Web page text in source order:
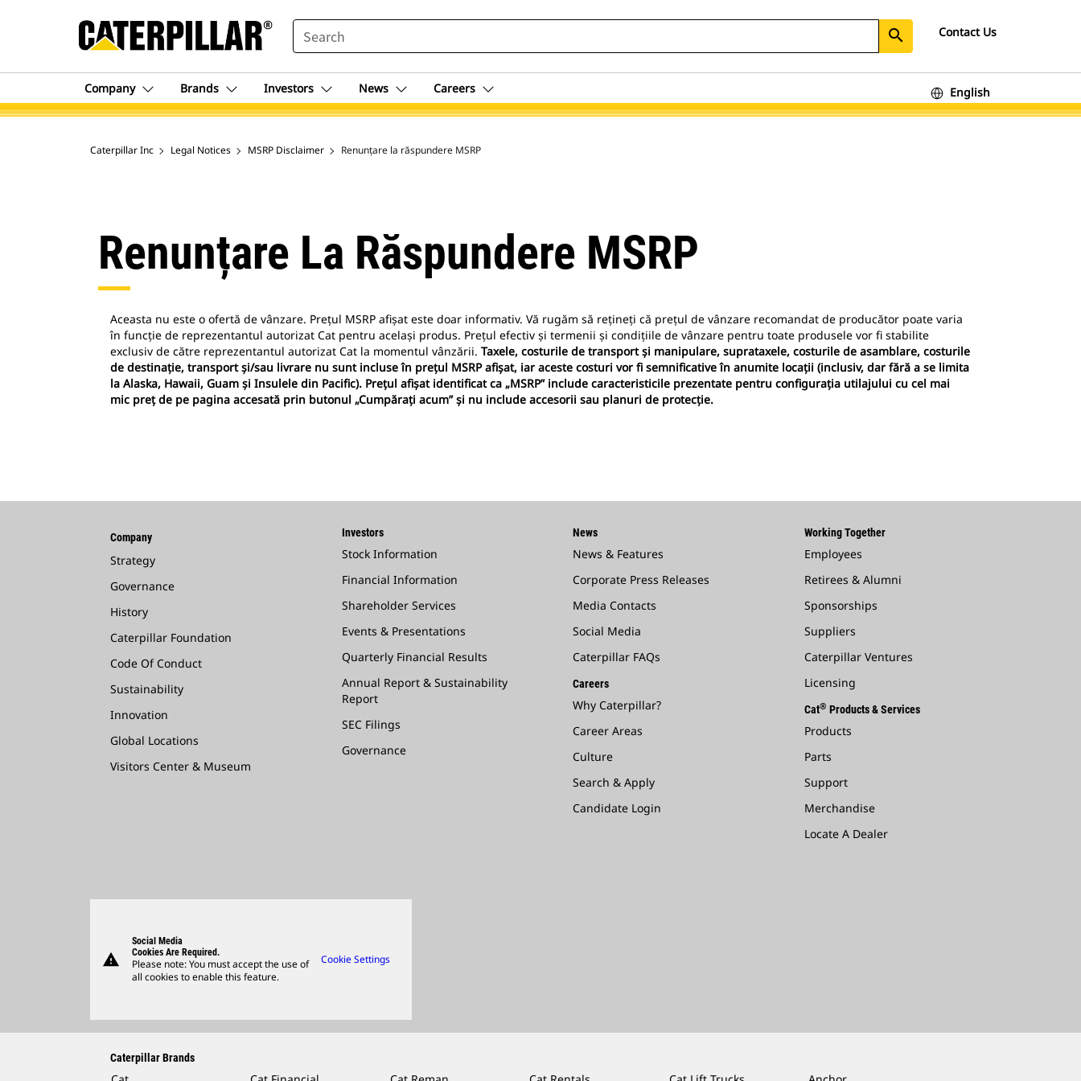
SEARCH search Contact Us
Company Brands Investors News Careers English
Caterpillar Inc Legal Notices MSRP Disclaimer Renunțare la răspundere MSRP
Renunțare La Răspundere MSRP
Aceasta nu este o ofertă de vânzare. Prețul MSRP afișat este doar informativ. Vă rugăm să rețineți că prețul de vânzare recomandat de producător poate varia
în funcție de reprezentantul autorizat Cat pentru același produs. Prețul efectiv și termenii și condițiile de vânzare pentru toate produsele vor fi stabilite
exclusiv de către reprezentantul autorizat Cat la momentul vânzării. Taxele, costurile de transport și manipulare, suprataxele, costurile de asamblare, costurile
de destinație, transport și/sau livrare nu sunt incluse în prețul MSRP afișat, iar aceste costuri vor fi semnificative în anumite locații (inclusiv, dar fără a se limita
la Alaska, Hawaii, Guam și Insulele din Pacific). Prețul afișat identificat ca „MSRP” include caracteristicile prezentate pentru configurația utilajului cu cel mai
mic preț de pe pagina accesată prin butonul „Cumpărați acum” și nu include accesorii sau planuri de protecție.
Company
Strategy
Governance
History
Caterpillar Foundation
Code Of Conduct
Sustainability
Innovation
Global Locations
Visitors Center & Museum
Investors
Stock Information
Financial Information
Shareholder Services
Events & Presentations
Quarterly Financial Results
Annual Report & Sustainability
Report
SEC Filings
Governance
News
News & Features
Corporate Press Releases
Media Contacts
Social Media
Caterpillar FAQs
Careers
Why Caterpillar?
Career Areas
Culture
Search & Apply
Candidate Login
Working Together
Employees
Retirees & Alumni
Sponsorships
Suppliers
Caterpillar Ventures
Licensing
Cat® Products & Services
Products
Parts
Support
Merchandise
Locate A Dealer
warning
Social Media
Cookies Are Required.
Please note: You must accept the use of
all cookies to enable this feature.
Cookie Settings
Caterpillar Brands